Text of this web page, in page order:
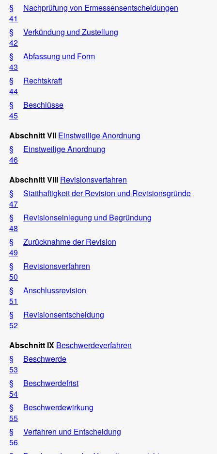
§
41
Nachprüfung von Ermessensentscheidungen
§
42
Verkündung und Zustellung
§
43
Abfassung und Form
§
44
Rechtskraft
§
45
Beschlüsse
Abschnitt VII Einstweilige Anordnung
§
46
Einstweilige Anordnung
Abschnitt VIII Revisionsverfahren
§
47
Statthaftigkeit der Revision und Revisionsgründe
§
48
Revisionseinlegung und Begründung
§
49
Zurücknahme der Revision
§
50
Revisionsverfahren
§
51
Anschlussrevision
§
52
Revisionsentscheidung
Abschnitt IX Beschwerdeverfahren
§
53
Beschwerde
§
54
Beschwerdefrist
§
55
Beschwerdewirkung
§
56
Verfahren und Entscheidung